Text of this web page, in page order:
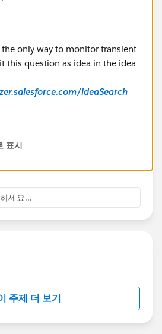
only way to monitor transient
this question as idea in the idea
ideaSearch
표시
세요...
주제 더 보기